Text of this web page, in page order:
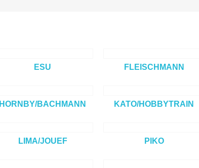
ESU FLEISCHMANN
HORNBY/BACHMANN KATO/HOBBYTRAIN
LIMA/JOUEF PIKO